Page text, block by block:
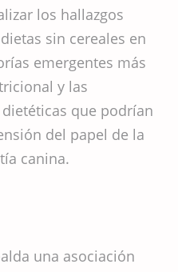
los hallazgos
sin cereales en
emergentes más
y las
que podrían
del papel de la
canina.
una asociación